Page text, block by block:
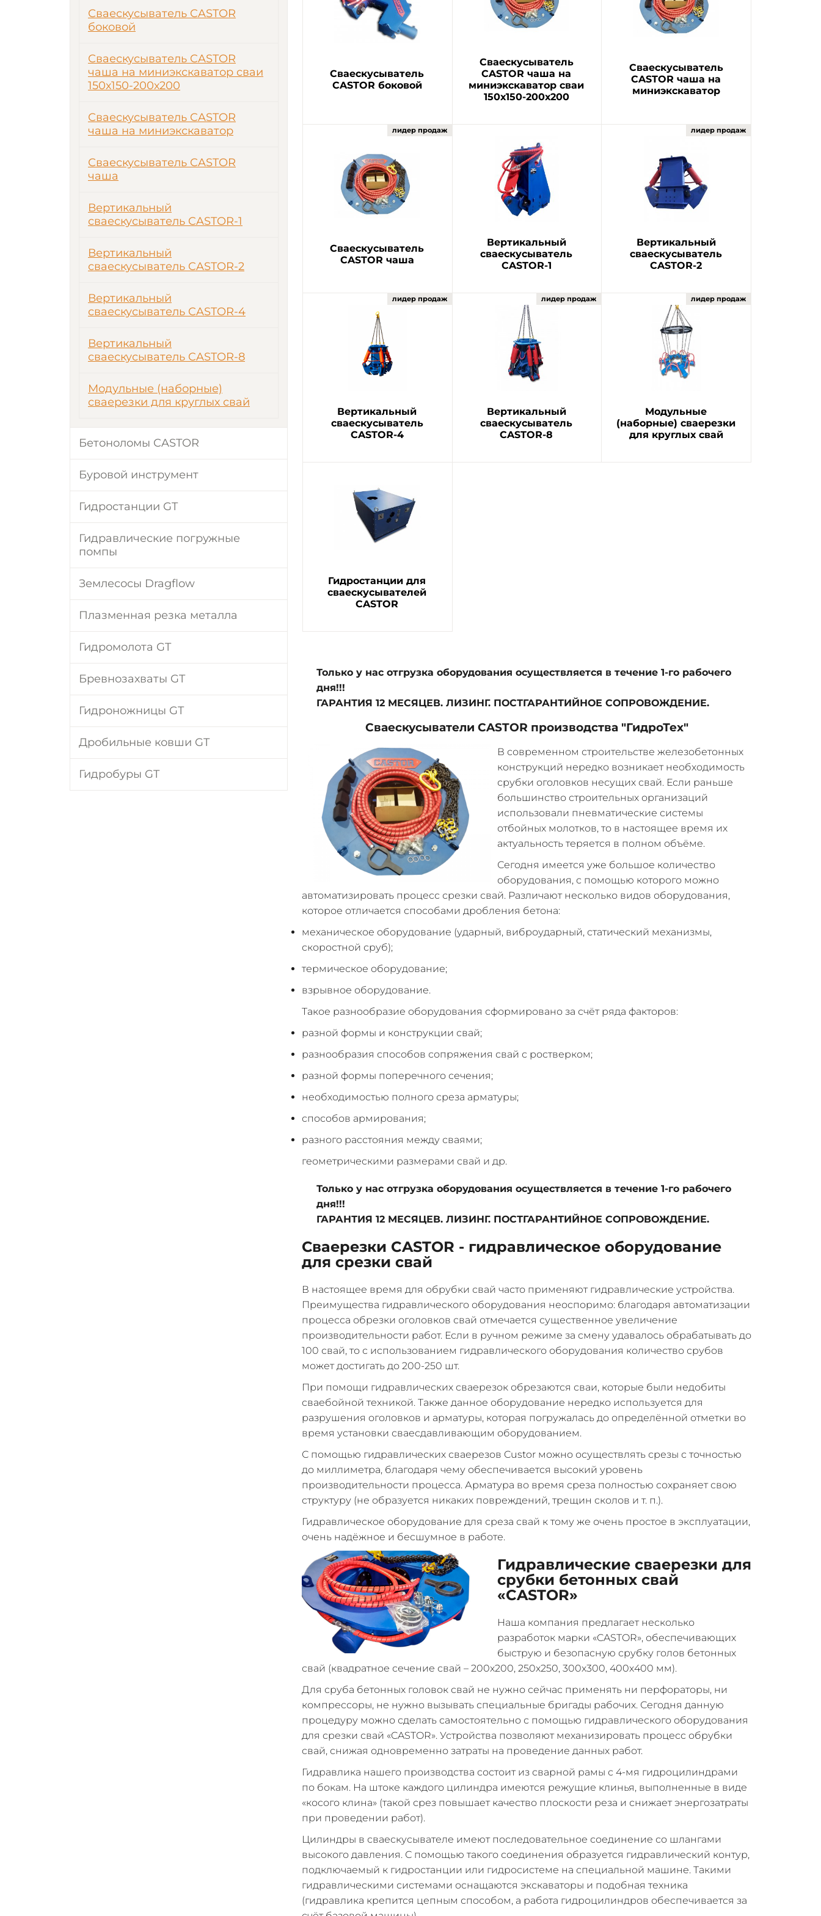
Сваескусыватель CASTOR
боковой
Сваескусыватель CASTOR
чаша на миниэкскаватор сваи
150х150-200х200
Сваескусыватель CASTOR
чаша на миниэкскаватор
Сваескусыватель CASTOR
чаша
Вертикальный
сваескусыватель CASTOR-1
Вертикальный
сваескусыватель CASTOR-2
Вертикальный
сваескусыватель CASTOR-4
Вертикальный
сваескусыватель CASTOR-8
Модульные (наборные)
сваерезки для круглых свай
Бетоноломы CASTOR
Буровой инструмент
Гидростанции GT
Гидравлические погружные
помпы
Землесосы Dragflow
Плазменная резка металла
Гидромолота GT
Бревнозахваты GT
Гидроножницы GT
Дробильные ковши GT
Гидробуры GT
Сваескусыватель
CASTOR боковой
Сваескусыватель
CASTOR чаша на
миниэкскаватор сваи
150х150-200х200
Сваескусыватель
CASTOR чаша на
миниэкскаватор
Сваескусыватель
CASTOR чаша
Вертикальный
сваескусыватель
CASTOR-1
Вертикальный
сваескусыватель
CASTOR-2
Вертикальный
сваескусыватель
CASTOR-4
Вертикальный
сваескусыватель
CASTOR-8
Модульные
(наборные) сваерезки
для круглых свай
Гидростанции для
сваескусывателей
CASTOR
Только у нас отгрузка оборудования осуществляется в течение 1-го рабочего
дня!!!
ГАРАНТИЯ 12 МЕСЯЦЕВ. ЛИЗИНГ. ПОСТГАРАНТИЙНОЕ СОПРОВОЖДЕНИЕ.
Сваескусыватели CASTOR производства "ГидроТех"
В современном строительстве железобетонных
конструкций нередко возникает необходимость
срубки оголовков несущих свай. Если раньше
большинство строительных организаций
использовали пневматические системы
отбойных молотков, то в настоящее время их
актуальность теряется в полном объёме.
Сегодня имеется уже большое количество
оборудования, с помощью которого можно
автоматизировать процесс срезки свай. Различают несколько видов оборудования,
которое отличается способами дробления бетона:
механическое оборудование (ударный, виброударный, статический механизмы,
скоростной сруб);
термическое оборудование;
взрывное оборудование.
Такое разнообразие оборудования сформировано за счёт ряда факторов:
разной формы и конструкции свай;
разнообразия способов сопряжения свай с ростверком;
разной формы поперечного сечения;
необходимостью полного среза арматуры;
способов армирования;
разного расстояния между сваями;
геометрическими размерами свай и др.
Только у нас отгрузка оборудования осуществляется в течение 1-го рабочего
дня!!!
ГАРАНТИЯ 12 МЕСЯЦЕВ. ЛИЗИНГ. ПОСТГАРАНТИЙНОЕ СОПРОВОЖДЕНИЕ.
Сваерезки CASTOR - гидравлическое оборудование
для срезки свай
В настоящее время для обрубки свай часто применяют гидравлические устройства.
Преимущества гидравлического оборудования неоспоримо: благодаря автоматизации
процесса обрезки оголовков свай отмечается существенное увеличение
производительности работ. Если в ручном режиме за смену удавалось обрабатывать до
100 свай, то с использованием гидравлического оборудования количество срубов
может достигать до 200-250 шт.
При помощи гидравлических сваерезок обрезаются сваи, которые были недобиты
сваебойной техникой. Также данное оборудование нередко используется для
разрушения оголовков и арматуры, которая погружалась до определённой отметки во
время установки сваесдавливающим оборудованием.
С помощью гидравлических сваерезов Custor можно осуществлять срезы с точностью
до миллиметра, благодаря чему обеспечивается высокий уровень
производительности процесса. Арматура во время среза полностью сохраняет свою
структуру (не образуется никаких повреждений, трещин сколов и т. п.).
Гидравлическое оборудование для среза свай к тому же очень простое в эксплуатации,
очень надёжное и бесшумное в работе.
Гидравлические сваерезки для
срубки бетонных свай
«CASTOR»
Наша компания предлагает несколько
разработок марки «CASTOR», обеспечивающих
быструю и безопасную срубку голов бетонных
свай (квадратное сечение свай – 200х200, 250х250, 300х300, 400х400 мм).
Для сруба бетонных головок свай не нужно сейчас применять ни перфораторы, ни
компрессоры, не нужно вызывать специальные бригады рабочих. Сегодня данную
процедуру можно сделать самостоятельно с помощью гидравлического оборудования
для срезки свай «CASTOR». Устройства позволяют механизировать процесс обрубки
свай, снижая одновременно затраты на проведение данных работ.
Гидравлика нашего производства состоит из сварной рамы с 4-мя гидроцилиндрами
по бокам. На штоке каждого цилиндра имеются режущие клинья, выполненные в виде
«косого клина» (такой срез повышает качество плоскости реза и снижает энергозатраты
при проведении работ).
Цилиндры в сваескусывателе имеют последовательное соединение со шлангами
высокого давления. С помощью такого соединения образуется гидравлический контур,
подключаемый к гидростанции или гидросистеме на специальной машине. Такими
гидравлическими системами оснащаются экскаваторы и подобная техника
(гидравлика крепится цепным способом, а работа гидроцилиндров обеспечивается за